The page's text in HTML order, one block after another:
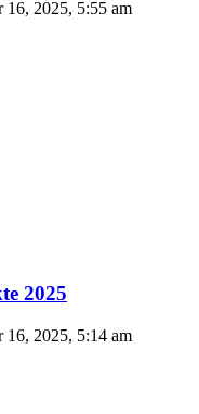
16, 2025, 5:55 am
2025
16, 2025, 5:14 am